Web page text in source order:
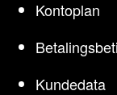
Kontoplan
Kundedata